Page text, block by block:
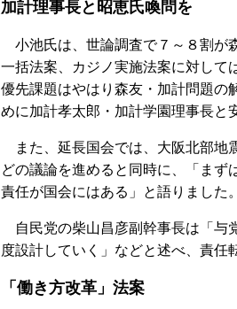
加計理事長と昭恵氏喚問を
小池氏は、世論調査で７～８割が
一括法案、カジノ実施法案に対して
優先課題はやはり森友・加計問題の
めに加計孝太郎・加計学園理事長と
また、延長国会では、大阪北部地
どの議論を進めると同時に、「ま
責任が国会にはある」と語りました
自民党の柴山昌彦副幹事長は「与
度設計していく」などと述べ、責任
「働き方改革」法案